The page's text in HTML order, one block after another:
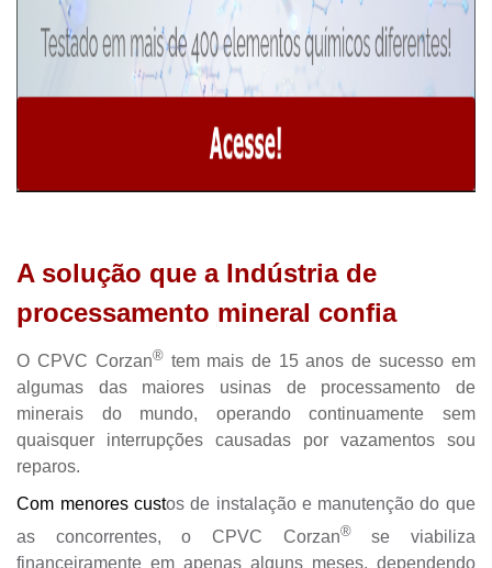
A solução que a Indústria de
processamento mineral confia
O CPVC Corzan®tem mais de 15 anos de sucesso em
algumas das maiores usinas de processamento de
minerais do mundo, operando continuamente sem
quaisquer interrupções causadas por vazamentos sou
reparos.
Com menores custos de instalação e manutenção do que
as concorrentes, o CPVC Corzan®se viabiliza
financeiramente em apenas alguns meses, dependendo